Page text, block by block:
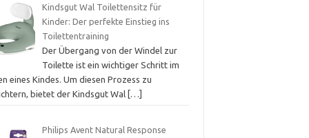
Kindsgut Wal Toilettensitz für
Kinder: Der perfekte Einstieg ins
Toilettentraining
Der Übergang von der Windel zur
Toilette ist ein wichtiger Schritt im
eines Kindes. Um diesen Prozess zu
bietet der Kindsgut Wal […]
Philips Avent Natural Response